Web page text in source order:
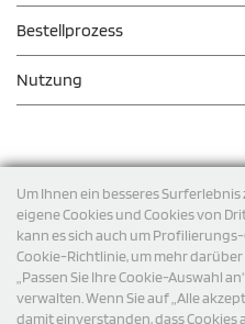
Um Ihnen ein besseres
eigene Cookies und Cookies von
kann es sich auch um
Cookie-Richtlinie, um mehr
„Passen Sie Ihre Cookie-Auswahl
verwalten. Wenn Sie auf „Alle
damit einverstanden, dass Cookies
Bestellprozess
Nutzung
Versand